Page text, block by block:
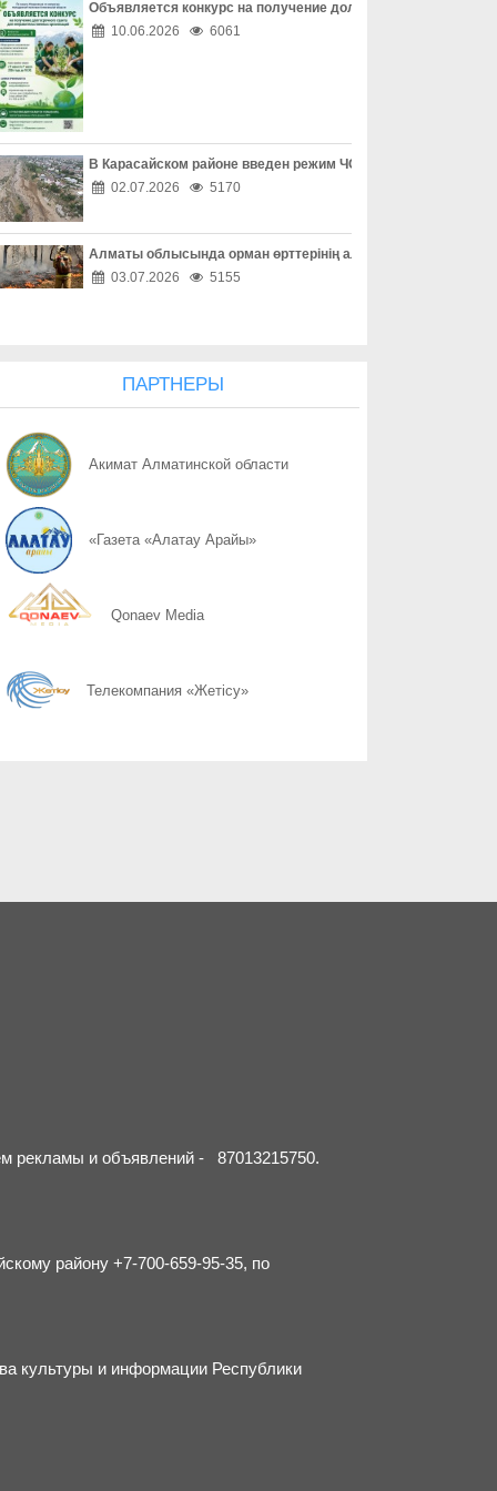
07.08 Защита детей требует совместных действий
07.08 Свыше 1900 ИИ-фильмов из более чем 90 стран поступило на
07.08 У граждан высокие ожидания от выборов в Курултай – опрос
07.08 ОТБАСЫ – ОТАН ҚОРҒАУШЫНЫҢ БЕРІК ТІРЕГІ
07.08 Еліміздің ертеңі – әрбір азаматтың таңдауында
07.08 Более 100 объектов планируется построить в Алматинской
07.08 КАК ЛЕГКО НАЙТИ СВОЙ УЧАСТОК ДЛЯ ГОЛОСОВАНИЯ?
07.08
07.08
07.08 Курултай-2026: партии вернулись в регионы после дебатов
Объявляется конкурс на получение долгосрочного гранта
10.06.2026
6061
В Карасайском районе введен режим ЧС местного масштаба
02.07.2026
5170
Алматы облысында орман өрттерінің алдын алу жұмыстары
03.07.2026
5155
ПАРТНЕРЫ
Акимат Алматинской области
«Газета «Алатау Арайы»
Qonaev Media
Телекомпания «Жетісу»
рекламы и объявлений - 87013215750.
району +7-700-659-95-35, по
культуры и информации Республики